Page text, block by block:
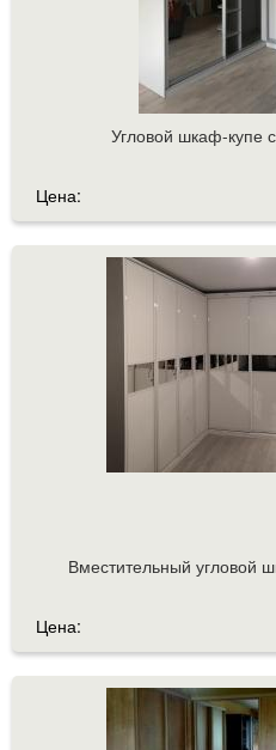
Угловой шкаф-купе
Цена:
Вместительный угловой
Цена: